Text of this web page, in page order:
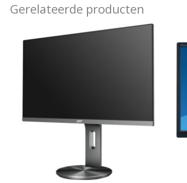
Gerelateerde producten